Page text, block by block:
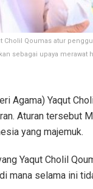
Cholil Qoumas atur
sebagai upaya
Agama) Yaqut
Aturan tersebut
yang majemuk.
Yaqut Cholil
mana selama ini